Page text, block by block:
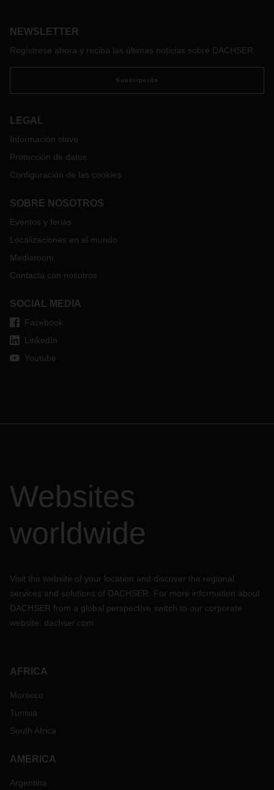
comercio online. Como resultado, las tendencias de
incrementado y se están volviendo cada vez más
importantes para DACHSER.
esta solución servicio en las últimas semanas, hemos
decidido implementar el servicio targo on-site en todos los
países de la red europea de DACHSER, a partir del próximo
En Iberia, el servicio targo on-site para clientes B2C estará
NEWSLETTER
Regístrese ahora y reciba las últimas noticias sobre DACHSER
Suscripción
LEGAL
Información clave
Protección de datos
Configuración de las cookies
SOBRE NOSOTROS
Eventos y ferias
Localizaciones en el mundo
Mediaroom
Contacta con nosotros
SOCIAL MEDIA
Facebook
LinkedIn
Youtube
Websites
worldwide
Visit the website of your location and discover the regional
services and solutions of DACHSER. For more information about
DACHSER from a global perspective switch to our corporate
website: dachser.com
AFRICA
Morocco
Tunisia
South Africa
AMERICA
Argentina